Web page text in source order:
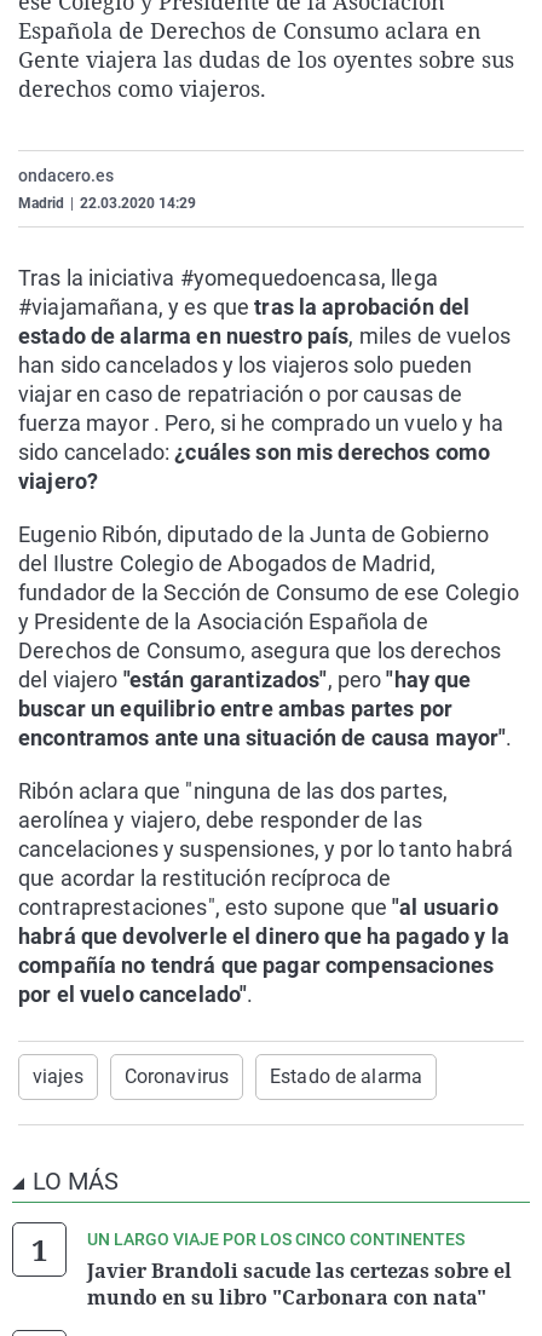
La rosa de los vientos
Gente viajera
Retornados
Operación Viuda
Extremadura
Galicia
Navarra
Televisión
Española de Derechos de Consumo aclara en
Gente viajera las dudas de los oyentes sobre sus
derechos como viajeros.
ondacero.es
Madrid 22.03.2020 14:29
Tras la iniciativa #yomequedoencasa, llega
#viajamañana, y es quetras la aprobación del
estado de alarma en nuestro país, miles de vuelos
han sido cancelados y los viajeros solo pueden
viajar en caso de repatriación o por causas de
fuerza mayor . Pero, si he comprado un vuelo y ha
sido cancelado:¿cuáles son mis derechos como
viajero?
Eugenio Ribón, diputado de la Junta de Gobierno
del Ilustre Colegio de Abogados de Madrid,
fundador de la Sección de Consumo de ese Colegio
y Presidente de la Asociación Española de
Derechos de Consumo, asegura que los derechos
del viajero "están garantizados", pero"hay que
buscar un equilibrio entre ambas partes por
encontramos ante una situación de causa mayor".
Ribón aclara que "ninguna de las dos partes,
aerolínea y viajero, debe responder de las
cancelaciones y suspensiones, y por lo tanto habrá
que acordar la restitución recíproca de
contraprestaciones", esto supone que"al usuario
habrá que devolverle el dinero que ha pagado y la
compañía no tendrá que pagar compensaciones
por el vuelo cancelado".
viajes Coronavirus Estado de alarma
LO MÁS
UN LARGO VIAJE POR LOS CINCO CONTINENTES
Javier Brandoli sacude las certezas sobre el
mundo en su libro "Carbonara con nata"